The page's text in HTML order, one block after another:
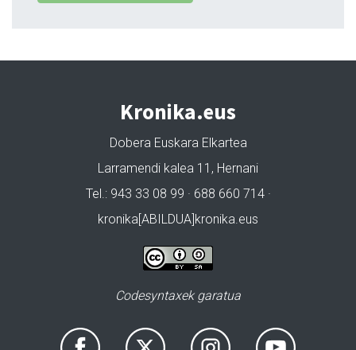
Kronika.eus
Dobera Euskara Elkartea
Larramendi kalea 11, Hernani
Tel.: 943 33 08 99 · 688 660 714 ·
kronika[ABILDUA]kronika.eus
Codesyntaxek garatua